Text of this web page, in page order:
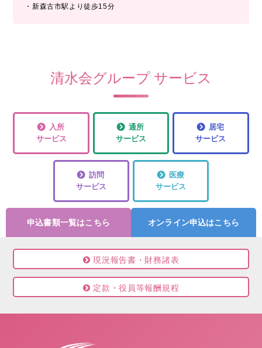
申込書類一覧はこちら オンライン申込はこちら
・新森古市駅より徒歩15分
清水会グループ サービス
入所
サービス
通所
サービス
居宅
サービス
訪問
サービス
医療
サービス
現況報告書・財務諸表
定款・役員等報酬規程